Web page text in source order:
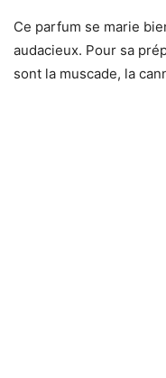
Ce parfum se marie
audacieux. Pour sa
sont la muscade, la